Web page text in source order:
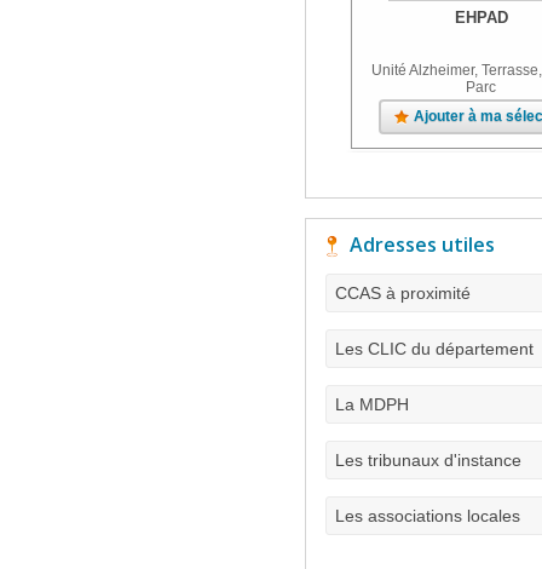
EHPAD
Unité Alzheimer,
Parc
Ajouter à ma
Adresses utiles
CCAS à proximité
Les CLIC du département
La MDPH
Les tribunaux d'instance
Les associations locales